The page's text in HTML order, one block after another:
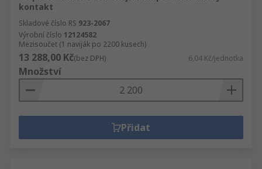
kontakt
Skladové číslo RS 923-2067
Výrobní číslo 12124582
Mezisoučet (1 naviják po 2200 kusech)
13 288,00 Kč(bez DPH) 6,04 Kč/jednotka
Množství
Přidat